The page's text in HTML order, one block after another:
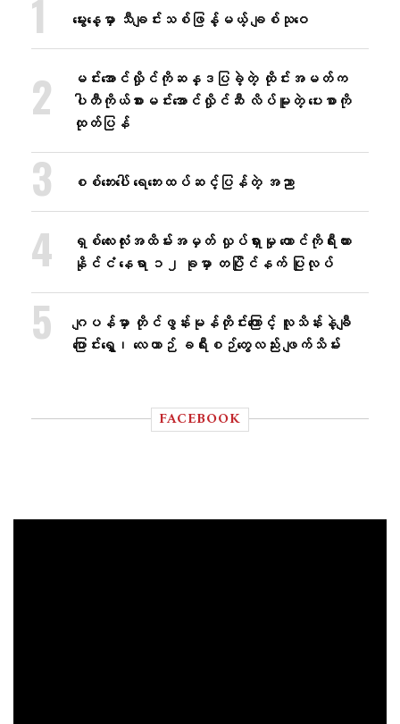
မွေးနေ့မှာ သီချင်းသစ်ဖြန့်မယ့် ချစ်သုဝေ
မင်းအောင်လှိုင်ကိုဆန္ဒပြခဲ့တဲ့ ထိုင်းအမတ်က
ပါတီကိုယ်စားမင်းအောင်လှိုင်ဆီ လိပ်မူတဲ့ ပေးစာကို
ထုတ်ပြန်
စစ်ဘေးပေါ် ရေဘေးထပ်ဆင့်ပြန်တဲ့ အညာ
ရှစ်လေးလုံးအထိမ်းအမှတ် လှုပ်ရှားမှု တောင်ကိုရီးယား
နိုင်ငံ နေရာ ၁၂ ခုမှာ တပြိုင်နက် ပြုလုပ်
ဂျပန်မှာ တိုင်ဖွန်းမုန်တိုင်းကြောင့် လူသိန်းနဲ့ချီ
ပြောင်းရွှေ့၊ လေယာဉ် ခရီးစဉ်တွေလည်း ဖျက်သိမ်း
FACEBOOK